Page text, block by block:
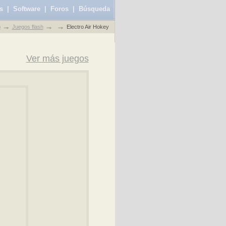
| Software| Foros| Búsqueda
Juegos flash Electro Air Hokey
Ver más juegos